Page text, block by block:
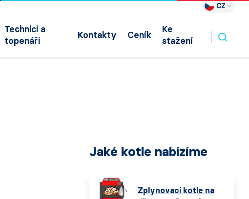
CZ
Technici a
topenáři
Kontakty Ceník
Ke
stažení
Jaké kotle nabízíme
Zplynovací kotle na